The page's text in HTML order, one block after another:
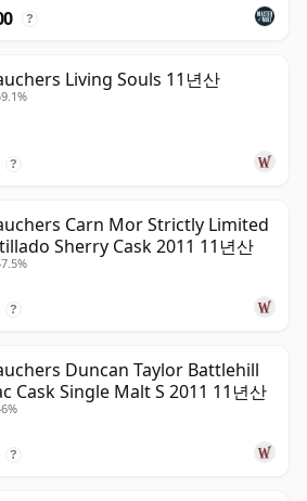
성은 주로 Gordon & MacPhail,
전반적으로 가볍고 과일향이 풍부하
발효 시간과 느린 증류 과정을 통해
테이스팅 노트로는 배, 사과, 시트러
거나 캐스크의 영향이 강한 병입 제
질감과 함께 과수원 과일, 토피, 잘
해집니다.
보다 블렌더들이 오랫동안 더 높이
오히려 이 증류소만의 매력이기도 합
, 스코틀랜드의 덜 알려진 증류소들
록 높이 평가받는지를 보여주는, 우
드러내는 싱글 몰트를 선사합니다.
?
Living Souls 11년산
?
Carn Mor Strictly Limited
Sherry Cask 2011 11년산
?
Duncan Taylor Battlehill
Cask Single Malt S 2011 11년산
?